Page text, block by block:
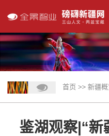
首页 >> 新疆概
鉴湖观察|“新